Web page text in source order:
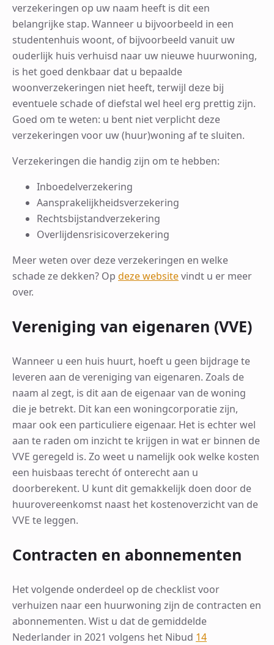
verzekeringen op uw naam heeft is dit een
belangrijke stap. Wanneer u bijvoorbeeld in een
studentenhuis woont, of bijvoorbeeld vanuit uw
ouderlijk huis verhuisd naar uw nieuwe huurwoning,
is het goed denkbaar dat u bepaalde
woonverzekeringen niet heeft, terwijl deze bij
eventuele schade of diefstal wel heel erg prettig zijn.
Goed om te weten: u bent niet verplicht deze
verzekeringen voor uw (huur)woning af te sluiten.
Verzekeringen die handig zijn om te hebben:
Inboedelverzekering
Aansprakelijkheidsverzekering
Rechtsbijstandverzekering
Overlijdensrisicoverzekering
Meer weten over deze verzekeringen en welke
schade ze dekken? Op deze websitevindt u er meer
over.
Vereniging van eigenaren (VVE)
Wanneer u een huis huurt, hoeft u geen bijdrage te
leveren aan de vereniging van eigenaren. Zoals de
naam al zegt, is dit aan de eigenaar van de woning
die je betrekt. Dit kan een woningcorporatie zijn,
maar ook een particuliere eigenaar. Het is echter wel
aan te raden om inzicht te krijgen in wat er binnen de
VVE geregeld is. Zo weet u namelijk ook welke kosten
een huisbaas terecht óf onterecht aan u
doorberekent. U kunt dit gemakkelijk doen door de
huurovereenkomst naast het kostenoverzicht van de
VVE te leggen.
Contracten en abonnementen
Het volgende onderdeel op de checklist voor
verhuizen naar een huurwoning zijn de contracten en
abonnementen. Wist u dat de gemiddelde
Nederlander in 2021 volgens het Nibud 14